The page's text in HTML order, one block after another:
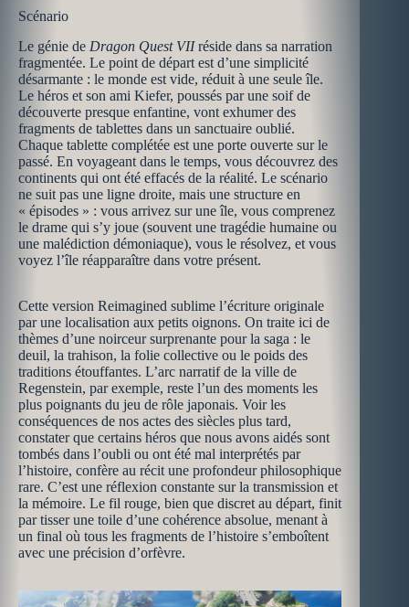
Scénario
Le génie de Dragon Quest VIIréside dans sa narration
fragmentée. Le point de départ est d’une simplicité
désarmante : le monde est vide, réduit à une seule île.
Le héros et son ami Kiefer, poussés par une soif de
découverte presque enfantine, vont exhumer des
fragments de tablettes dans un sanctuaire oublié.
Chaque tablette complétée est une porte ouverte sur le
passé. En voyageant dans le temps, vous découvrez des
continents qui ont été effacés de la réalité. Le scénario
ne suit pas une ligne droite, mais une structure en
« épisodes » : vous arrivez sur une île, vous comprenez
le drame qui s’y joue (souvent une tragédie humaine ou
une malédiction démoniaque), vous le résolvez, et vous
voyez l’île réapparaître dans votre présent.
Cette version Reimagined sublime l’écriture originale
par une localisation aux petits oignons. On traite ici de
thèmes d’une noirceur surprenante pour la saga : le
deuil, la trahison, la folie collective ou le poids des
traditions étouffantes. L’arc narratif de la ville de
Regenstein, par exemple, reste l’un des moments les
plus poignants du jeu de rôle japonais. Voir les
conséquences de nos actes des siècles plus tard,
constater que certains héros que nous avons aidés sont
tombés dans l’oubli ou ont été mal interprétés par
l’histoire, confère au récit une profondeur philosophique
rare. C’est une réflexion constante sur la transmission et
la mémoire. Le fil rouge, bien que discret au départ, finit
par tisser une toile d’une cohérence absolue, menant à
un final où tous les fragments de l’histoire s’emboîtent
avec une précision d’orfèvre.